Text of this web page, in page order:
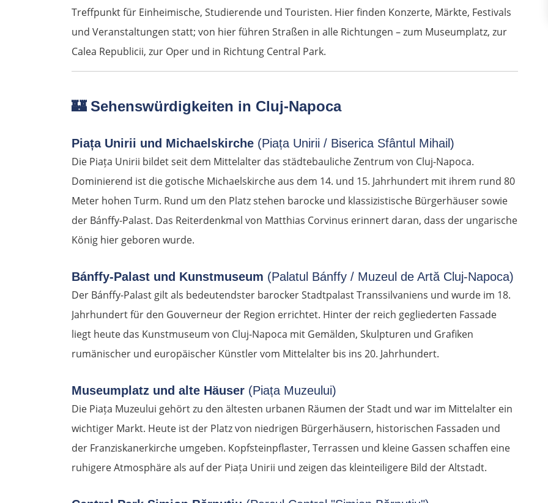
Treffpunkt für Einheimische, Studierende und Touristen. Hier finden Konzerte, Märkte, Festivals
und Veranstaltungen statt; von hier führen Straßen in alle Richtungen – zum Museumplatz, zur
Calea Republicii, zur Oper und in Richtung Central Park.
🏰Sehenswürdigkeiten in Cluj-Napoca
Piața Unirii und Michaelskirche (Piața Unirii / Biserica Sfântul Mihail)
Die Piața Unirii bildet seit dem Mittelalter das städtebauliche Zentrum von Cluj-Napoca.
Dominierend ist die gotische Michaelskirche aus dem 14. und 15. Jahrhundert mit ihrem rund 80
Meter hohen Turm. Rund um den Platz stehen barocke und klassizistische Bürgerhäuser sowie
der Bánffy-Palast. Das Reiterdenkmal von Matthias Corvinus erinnert daran, dass der ungarische
König hier geboren wurde.
Bánffy-Palast und Kunstmuseum (Palatul Bánffy / Muzeul de Artă Cluj-Napoca)
Der Bánffy-Palast gilt als bedeutendster barocker Stadtpalast Transsilvaniens und wurde im 18.
Jahrhundert für den Gouverneur der Region errichtet. Hinter der reich gegliederten Fassade
liegt heute das Kunstmuseum von Cluj-Napoca mit Gemälden, Skulpturen und Grafiken
rumänischer und europäischer Künstler vom Mittelalter bis ins 20. Jahrhundert.
Museumplatz und alte Häuser (Piața Muzeului)
Die Piața Muzeului gehört zu den ältesten urbanen Räumen der Stadt und war im Mittelalter ein
wichtiger Markt. Heute ist der Platz von niedrigen Bürgerhäusern, historischen Fassaden und
der Franziskanerkirche umgeben. Kopfsteinpflaster, Terrassen und kleine Gassen schaffen eine
ruhigere Atmosphäre als auf der Piața Unirii und zeigen das kleinteiligere Bild der Altstadt.